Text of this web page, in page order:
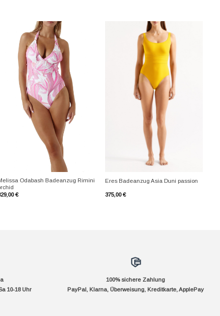
Odabash Badeanzug Rimini
€
Eres Badeanzug Asia Duni passion
375,00€
10-18 Uhr
100% sichere Zahlung
PayPal, Klarna, Überweisung, Kreditkarte, ApplePay